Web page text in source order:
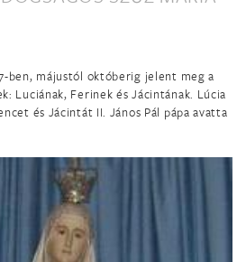
László hitvalló
és egyháztanító
ben, májustól októberig jelent meg a
Luciának, Ferinek és Jácintának. Lúcia
és Jácintát II. János Pál pápa avatta